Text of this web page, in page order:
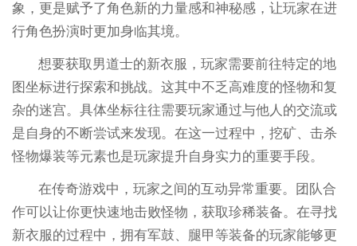
象，更是赋予了角色新的力量感和神秘感，让玩家在进
行角色扮演时更加身临其境。
想要获取男道士的新衣服，玩家需要前往特定的地
图坐标进行探索和挑战。这其中不乏高难度的怪物和复
杂的迷宫。具体坐标往往需要玩家通过与他人的交流或
是自身的不断尝试来发现。在这一过程中，挖矿、击杀
怪物爆装等元素也是玩家提升自身实力的重要手段。
在传奇游戏中，玩家之间的互动异常重要。团队合
作可以让你更快速地击败怪物，获取珍稀装备。在寻找
新衣服的过程中，拥有军鼓、腿甲等装备的玩家能够更